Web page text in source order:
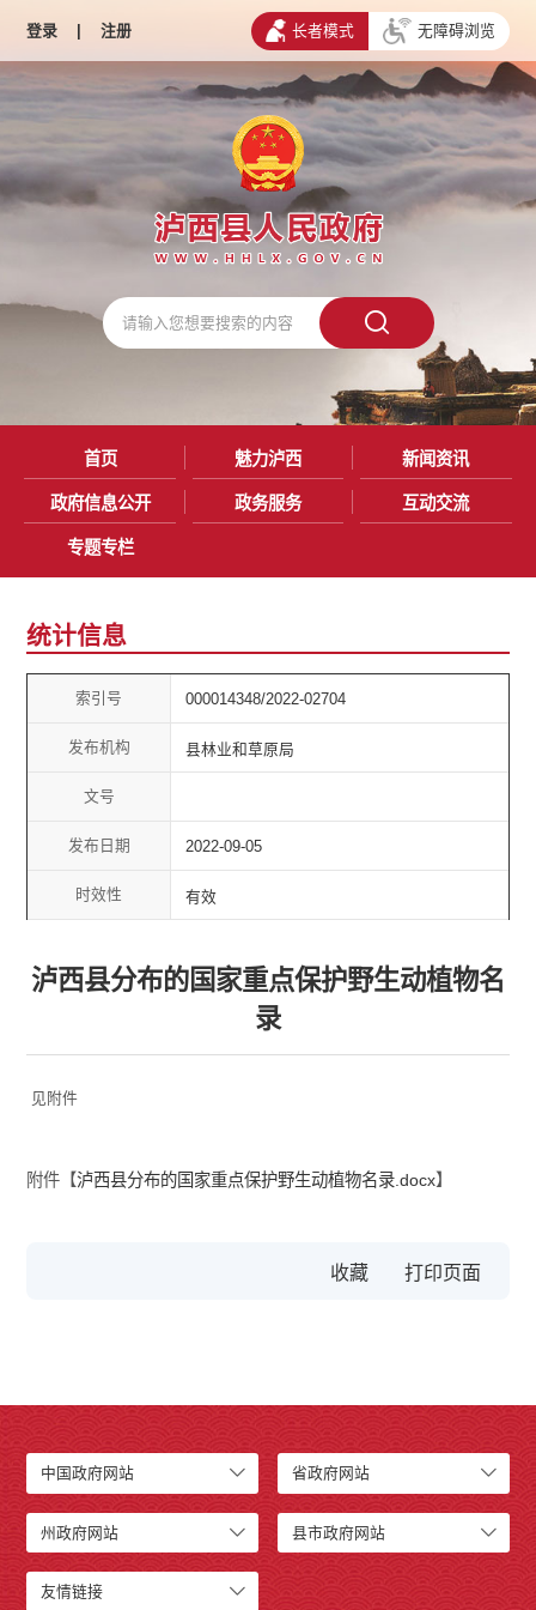
登录 | 注册 长者模式 无障碍浏览
首页 魅力泸西 新闻资讯
政府信息公开 政务服务 互动交流
专题专栏
统计信息
索引号 000014348/2022-02704
发布机构 县林业和草原局
文号
发布日期 2022-09-05
时效性 有效
泸西县分布的国家重点保护野生动植物名
录
见附件
附件【泸西县分布的国家重点保护野生动植物名录.docx】
收藏
中国政府网站 省政府网站
州政府网站 县市政府网站
友情链接